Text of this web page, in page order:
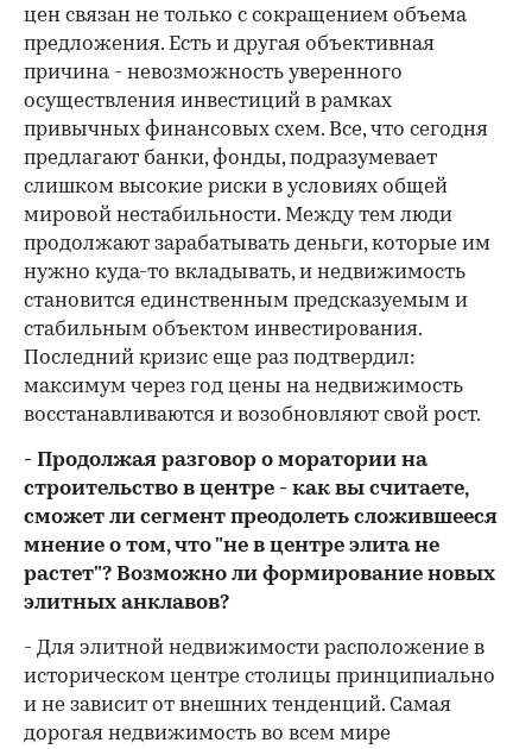
цен связан не только с сокращением объема
предложения. Есть и другая объективная
причина - невозможность уверенного
осуществления инвестиций в рамках
привычных финансовых схем. Все, что сегодня
предлагают банки, фонды, подразумевает
слишком высокие риски в условиях общей
мировой нестабильности. Между тем люди
продолжают зарабатывать деньги, которые им
нужно куда-то вкладывать, и недвижимость
становится единственным предсказуемым и
стабильным объектом инвестирования.
Последний кризис еще раз подтвердил:
максимум через год цены на недвижимость
восстанавливаются и возобновляют свой рост.
- Продолжая разговор о моратории на
строительство в центре - как вы считаете,
сможет ли сегмент преодолеть сложившееся
мнение о том, что "не в центре элита не
растет"? Возможно ли формирование новых
элитных анклавов?
- Для элитной недвижимости расположение в
историческом центре столицы принципиально
и не зависит от внешних тенденций. Самая
дорогая недвижимость во всем мире